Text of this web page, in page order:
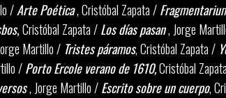
/Arte Poética, Cristóbal Zapata /
,Cristóbal Zapata /Los días pasan, Jorge
Martillo / Tristes páramos, Cristóbal Zapata /
/Porto Ercole verano de 1610,Cristóbal
, Jorge Martillo /Escrito sobre un cuerpo,